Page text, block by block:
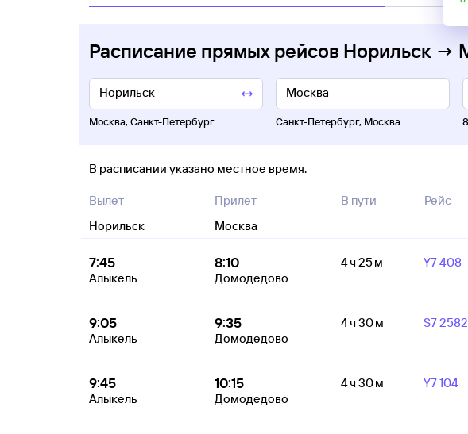
Расписание прямых рейсов Норильск →
Москва, Санкт-Петербург Санкт-Петербург, Москва
В расписании указано местное время.
Вылет
Норильск
Прилет
Москва
В пути Рейс
7:45
Алыкель
8:10
Домодедово
4 ч 25 м Y7 408
9:05
Алыкель
9:35
Домодедово
4 ч 30 м S7 2582
9:45
Алыкель
10:15
Домодедово
4 ч 30 м Y7 104